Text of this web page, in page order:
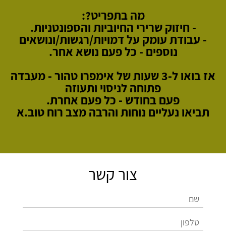
מה בתפריט?:
- חיזוק שרירי החיוביות והספונטניות.
- עבודת עומק על דמויות/רגשות/ונושאים
נוספים - כל פעם נושא אחר.
אז בואו ל-3 שעות של אימפרו טהור - מעבדה
פתוחה לניסוי ותעוזה
פעם בחודש - כל פעם אחרת.
תביאו נעליים נוחות והרבה מצב רוח טוב.א
צור קשר